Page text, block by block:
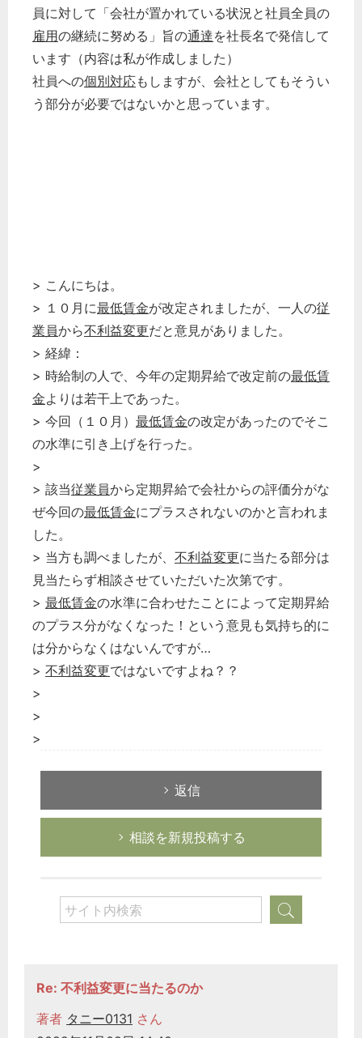
員に対して「会社が置かれている状況と社員全員の
雇用の継続に努める」旨の通達を社長名で発信して
います（内容は私が作成しました）
社員への個別対応もしますが、会社としてもそうい
う部分が必要ではないかと思っています。
> こんにちは。
> １０月に最低賃金が改定されましたが、一人の従
業員から不利益変更だと意見がありました。
> 経緯：
> 時給制の人で、今年の定期昇給で改定前の最低賃
金よりは若干上であった。
> 今回（１０月） 最低賃金の改定があったのでそこ
の水準に引き上げを行った。
>
> 該当従業員から定期昇給で会社からの評価分がな
ぜ今回の最低賃金にプラスされないのかと言われま
した。
> 当方も調べましたが、 不利益変更に当たる部分は
見当たらず相談させていただいた次第です。
> 最低賃金の水準に合わせたことによって定期昇給
のプラス分がなくなった！という意見も気持ち的に
は分からなくはないんですが…
> 不利益変更ではないですよね？？
>
>
>
返信
相談を新規投稿する
Re: 不利益変更に当たるのか
著者 タニー0131 さん
労務管理
企業法務